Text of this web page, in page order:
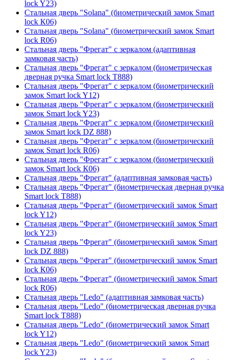
lock Y23)
Стальная дверь "Solana" (биометрический замок Smart
lock К06)
Стальная дверь "Solana" (биометрический замок Smart
lock R06)
Стальная дверь "Фрегат" с зеркалом (адаптивная
замковая часть)
Стальная дверь "Фрегат" с зеркалом (биометрическая
дверная ручка Smart lock T888)
Стальная дверь "Фрегат" с зеркалом (биометрический
замок Smart lock Y12)
Стальная дверь "Фрегат" с зеркалом (биометрический
замок Smart lock Y23)
Стальная дверь "Фрегат" с зеркалом (биометрический
замок Smart lock DZ 888)
Стальная дверь "Фрегат" с зеркалом (биометрический
замок Smart lock R06)
Стальная дверь "Фрегат" с зеркалом (биометрический
замок Smart lock К06)
Стальная дверь "Фрегат" (адаптивная замковая часть)
Стальная дверь "Фрегат" (биометрическая дверная ручка
Smart lock T888)
Стальная дверь "Фрегат" (биометрический замок Smart
lock Y12)
Стальная дверь "Фрегат" (биометрический замок Smart
lock Y23)
Стальная дверь "Фрегат" (биометрический замок Smart
lock DZ 888)
Стальная дверь "Фрегат" (биометрический замок Smart
lock К06)
Стальная дверь "Фрегат" (биометрический замок Smart
lock R06)
Стальная дверь "Ledo" (адаптивная замковая часть)
Стальная дверь "Ledo" (биометрическая дверная ручка
Smart lock T888)
Стальная дверь "Ledo" (биометрический замок Smart
lock Y12)
Стальная дверь "Ledo" (биометрический замок Smart
lock Y23)